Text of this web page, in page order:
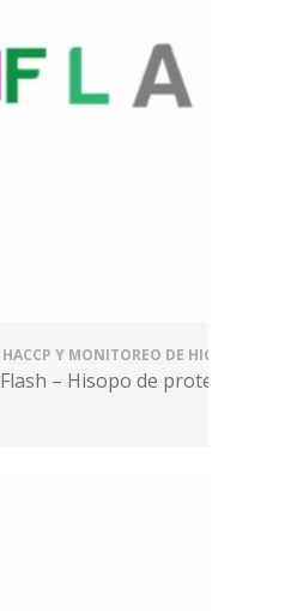
HACCP Y MONITOREO DE HIGIENE
Flash – Hisopo de proteínas